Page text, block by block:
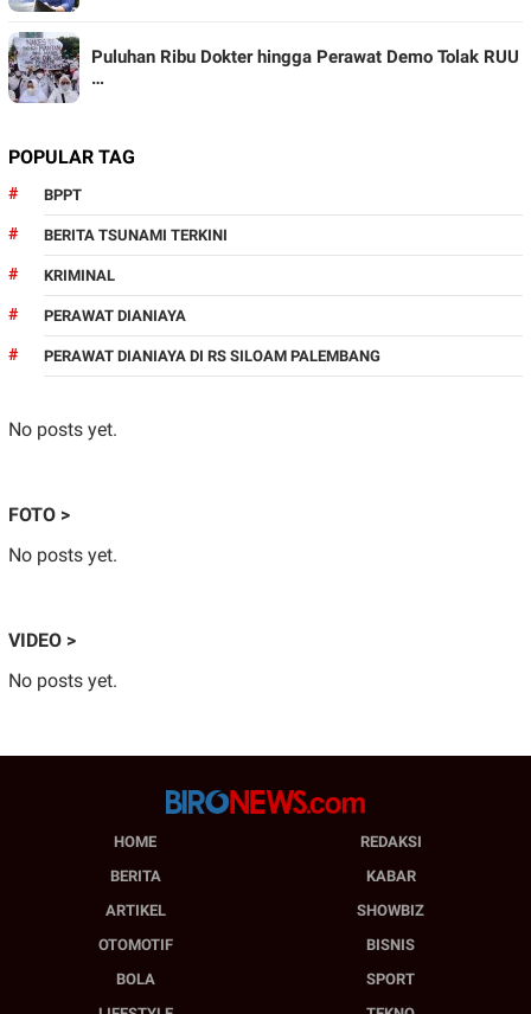
Puluhan Ribu Dokter hingga Perawat Demo Tolak RUU
…
POPULAR TAG
BPPT
BERITA TSUNAMI TERKINI
KRIMINAL
PERAWAT DIANIAYA
PERAWAT DIANIAYA DI RS SILOAM PALEMBANG
No posts yet.
FOTO >
No posts yet.
VIDEO >
No posts yet.
HOME
REDAKSI
BERITA
KABAR
ARTIKEL
SHOWBIZ
OTOMOTIF
BISNIS
BOLA
SPORT